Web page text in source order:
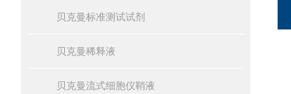
贝克曼标准测试试剂
贝克曼稀释液
贝克曼流式细胞仪鞘液